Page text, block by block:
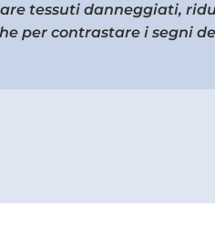
tessuti danneggiati,
per contrastare i segni